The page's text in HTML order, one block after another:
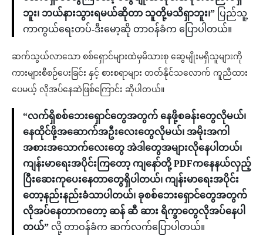
ဘူး၊ ဘယ်နားသွားရမယ်ဆိုတာ သူတို့မသိရှာဘူး၊” ပြည်သူ့
ကာကွယ်ရေးတပ်-ဒီးမော့ဆို တာဝန်ခံက ပြောပါတယ်။
ဆက်သွယ်လာသော စစ်ရှောင်များထဲမှမိသားစု ဆွေမျိုးမရှိသူများကို
ကားများစီစဉ်ပေးခြင်း နှင့် စားစရာများ တတ်နိုင်သလောက် ကူညီထား
ပေမယ့် လိုအပ်နေဆဲဖြစ်ကြောင်း ဆိုပါတယ်။
“လက်ရှိစစ်ဘေးရှောင်တွေအတွက် နေဖို့စခန်းတွေလိုမယ်၊
နေထိုင်ဖို့အဆောက်အဦးလေးတွေလိုမယ်၊ အမိုးအကါ
အစားအသောက်လေးတွေ အဲဒါတွေအများလိုနေပါတယ်၊
ကျန်းမာရေးအပိုင်းကြတော့ ကျနော်တို့ PDFကနေနယ်လှည့်
ပြီးဆေးကုပေးနေတာတွေရှိပါတယ်၊ ကျန်းမာရေးအပိုင်း
တော့နည်းနည်းခံသာပါတယ်၊ ခုစစ်ဘေးရှောင်တွေအတွက်
လိုအပ်နေတာကတော့ ဆန် ဆီ ဆား ရိက္ခာတွေလိုအပ်နေပါ
တယ်” လို့ တာဝန်ခံက ဆက်လက်ပြောပါတယ်။